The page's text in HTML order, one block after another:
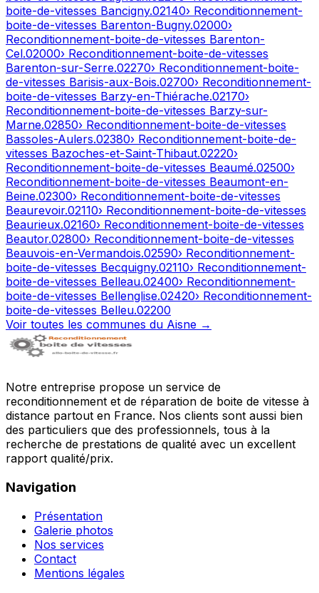
boite-de-vitesses Bancigny.02140› Reconditionnement-
boite-de-vitesses Barenton-Bugny.02000›
Reconditionnement-boite-de-vitesses Barenton-
Cel.02000› Reconditionnement-boite-de-vitesses
Barenton-sur-Serre.02270› Reconditionnement-boite-
de-vitesses Barisis-aux-Bois.02700› Reconditionnement-
boite-de-vitesses Barzy-en-Thiérache.02170›
Reconditionnement-boite-de-vitesses Barzy-sur-
Marne.02850› Reconditionnement-boite-de-vitesses
Bassoles-Aulers.02380› Reconditionnement-boite-de-
vitesses Bazoches-et-Saint-Thibaut.02220›
Reconditionnement-boite-de-vitesses Beaumé.02500›
Reconditionnement-boite-de-vitesses Beaumont-en-
Beine.02300› Reconditionnement-boite-de-vitesses
Beaurevoir.02110› Reconditionnement-boite-de-vitesses
Beaurieux.02160› Reconditionnement-boite-de-vitesses
Beautor.02800› Reconditionnement-boite-de-vitesses
Beauvois-en-Vermandois.02590› Reconditionnement-
boite-de-vitesses Becquigny.02110› Reconditionnement-
boite-de-vitesses Belleau.02400› Reconditionnement-
boite-de-vitesses Bellenglise.02420› Reconditionnement-
boite-de-vitesses Belleu.02200
Voir toutes les communes du Aisne →
Notre entreprise propose un service de
reconditionnement et de réparation de boite de vitesse à
distance partout en France. Nos clients sont aussi bien
des particuliers que des professionnels, tous à la
recherche de prestations de qualité avec un excellent
rapport qualité/prix.
Navigation
Présentation
Galerie photos
Nos services
Contact
Mentions légales